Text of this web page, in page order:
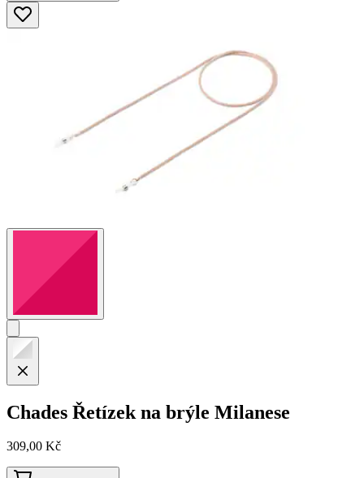
Chades Řetízek na brýle Milanese
309,00 Kč